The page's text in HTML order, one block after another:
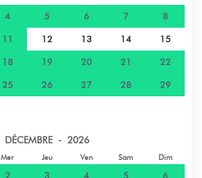
4 5 6 7 8
11 12 13 14 15
18 19 20 21 22
25 26 27 28 29
DÉCEMBRE - 2026
Mer Jeu Ven Sam Dim
2 3 4 5 6